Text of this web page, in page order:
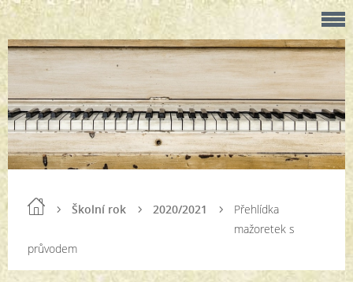
Školní rok 2020/2021
Přehlídka
mažoretek s
průvodem